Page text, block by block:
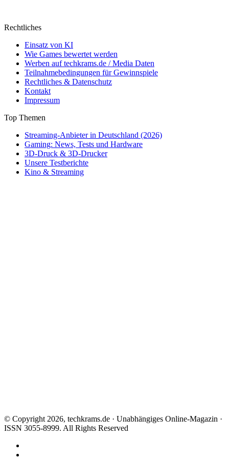
Rechtliches
Einsatz von KI
Wie Games bewertet werden
Werben auf techkrams.de / Media Daten
Teilnahmebedingungen für Gewinnspiele
Rechtliches & Datenschutz
Kontakt
Impressum
Top Themen
Streaming-Anbieter in Deutschland (2026)
Gaming: News, Tests und Hardware
3D-Druck & 3D-Drucker
Unsere Testberichte
Kino & Streaming
© Copyright 2026, techkrams.de · Unabhängiges Online-Magazin ·
ISSN 3055-8999. All Rights Reserved